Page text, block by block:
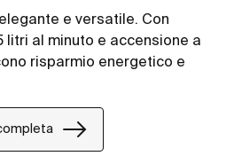
e versatile. Con
litri al minuto e accensione a
risparmio energetico e